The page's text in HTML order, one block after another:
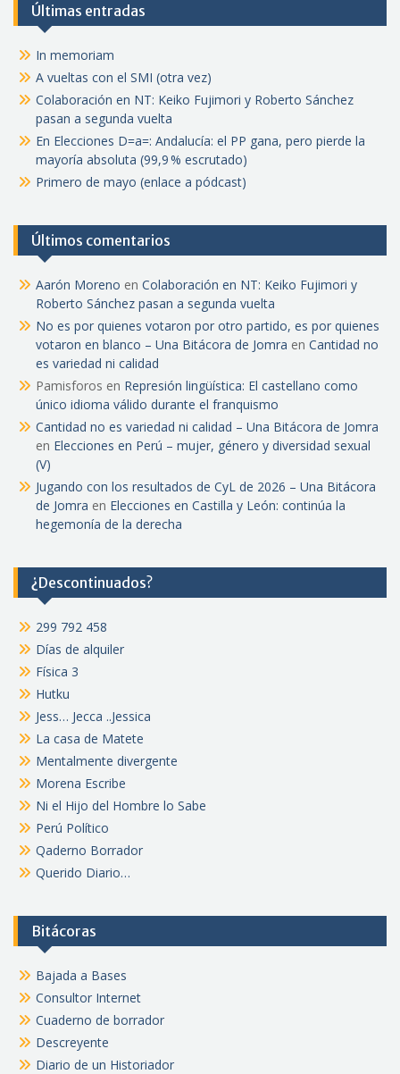
Últimas entradas
In memoriam
A vueltas con el SMI (otra vez)
Colaboración en NT: Keiko Fujimori y Roberto Sánchez
pasan a segunda vuelta
En Elecciones D=a=: Andalucía: el PP gana, pero pierde la
mayoría absoluta (99,9 % escrutado)
Primero de mayo (enlace a pódcast)
Últimos comentarios
Aarón Moreno en Colaboración en NT: Keiko Fujimori y
Roberto Sánchez pasan a segunda vuelta
No es por quienes votaron por otro partido, es por quienes
votaron en blanco – Una Bitácora de Jomra en Cantidad no
es variedad ni calidad
Pamisforos en Represión lingüística: El castellano como
único idioma válido durante el franquismo
Cantidad no es variedad ni calidad – Una Bitácora de Jomra
en Elecciones en Perú – mujer, género y diversidad sexual
(V)
Jugando con los resultados de CyL de 2026 – Una Bitácora
de Jomra en Elecciones en Castilla y León: continúa la
hegemonía de la derecha
¿Descontinuados?
299 792 458
Días de alquiler
Física 3
Hutku
Jess… Jecca ..Jessica
La casa de Matete
Mentalmente divergente
Morena Escribe
Ni el Hijo del Hombre lo Sabe
Perú Político
Qaderno Borrador
Querido Diario…
Bitácoras
Bajada a Bases
Consultor Internet
Cuaderno de borrador
Descreyente
Diario de un Historiador